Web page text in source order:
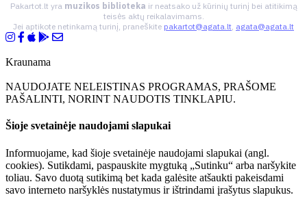
Pakartot.lt yra muzikos biblioteka ir neatsako už kūrinių turinį bei atitikimą
teisės aktų reikalavimams.
Jei aptikote netinkamą turinį, praneškite pakartot@agata.lt, agata@agata.lt
Kraunama
NAUDOJATE NELEISTINAS PROGRAMAS, PRAŠOME
PAŠALINTI, NORINT NAUDOTIS TINKLAPIU.
Šioje svetainėje naudojami slapukai
Informuojame, kad šioje svetainėje naudojami slapukai (angl.
cookies). Sutikdami, paspauskite mygtuką „Sutinku“ arba naršykite
toliau. Savo duotą sutikimą bet kada galėsite atšaukti pakeisdami
savo interneto naršyklės nustatymus ir ištrindami įrašytus slapukus.